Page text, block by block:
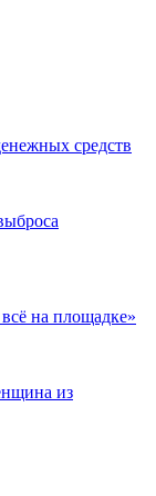
средств
на площадке»
из